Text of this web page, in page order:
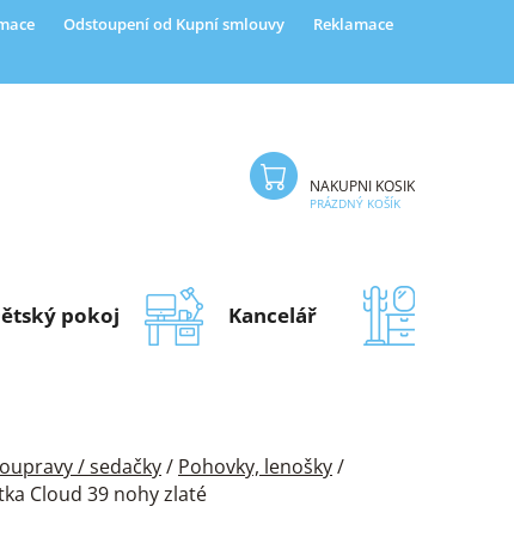
Odstoupení od Kupní smlouvy Reklamace
NÁKUPNÍ KOŠÍK
PRÁZDNÝ KOŠÍK
pokoj Kancelář
/ sedačky/ Pohovky, lenošky/
Cloud 39 nohy zlaté